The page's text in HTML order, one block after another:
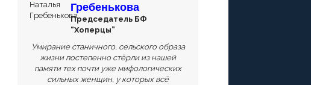
Гребенькова
Председатель БФ
“Хоперцы”
Умирание станичного, сельского образа
жизни постепенно стёрли из нашей
памяти тех почти уже мифологических
сильных женщин, у которых всё